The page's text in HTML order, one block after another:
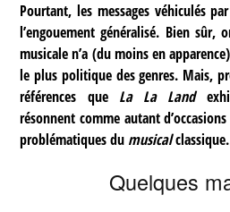
Pourtant, les messages véhiculés
l’engouement généralisé. Bien sûr,
musicale n’a (du moins en
le plus politique des genres. Mais,
références que La La Land
résonnent comme autant
problématiques du musicalclassique.
Quelques